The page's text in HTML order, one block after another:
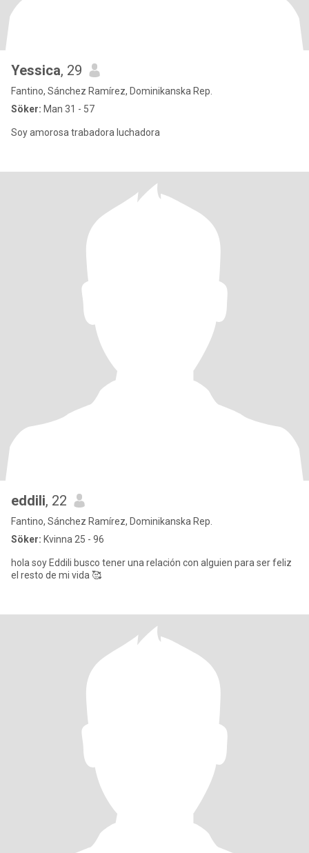
Yessica, 29
Fantino, Sánchez Ramírez, Dominikanska Rep.
Söker: Man 31 - 57
Soy amorosa trabadora luchadora
eddili, 22
Fantino, Sánchez Ramírez, Dominikanska Rep.
Söker: Kvinna 25 - 96
hola soy Eddili busco tener una relación con alguien para ser feliz
el resto de mi vida 🥰